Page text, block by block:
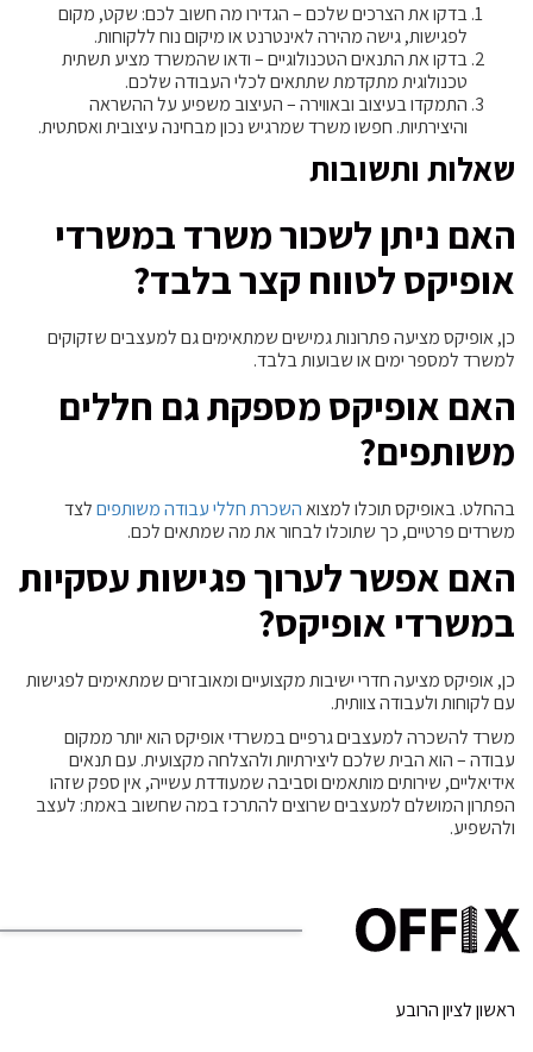
בדקו את הצרכים שלכם – הגדירו מה חשוב לכם: שקט, מקום
לפגישות, גישה מהירה לאינטרנט או מיקום נוח ללקוחות.
בדקו את התנאים הטכנולוגיים – ודאו שהמשרד מציע תשתית
טכנולוגית מתקדמת שתתאים לכלי העבודה שלכם.
התמקדו בעיצוב ובאווירה – העיצוב משפיע על ההשראה
והיצירתיות. חפשו משרד שמרגיש נכון מבחינה עיצובית ואסתטית.
שאלות ותשובות
האם ניתן לשכור משרד במשרדי
אופיקס לטווח קצר בלבד?
כן, אופיקס מציעה פתרונות גמישים שמתאימים גם למעצבים שזקוקים
למשרד למספר ימים או שבועות בלבד.
האם אופיקס מספקת גם חללים
משותפים?
בהחלט. באופיקס תוכלו למצואהשכרת חללי עבודה משותפיםלצד
משרדים פרטיים, כך שתוכלו לבחור את מה שמתאים לכם.
האם אפשר לערוך פגישות עסקיות
במשרדי אופיקס?
כן, אופיקס מציעה חדרי ישיבות מקצועיים ומאובזרים שמתאימים לפגישות
עם לקוחות ולעבודה צוותית.
משרד להשכרה למעצבים גרפיים במשרדי אופיקס הוא יותר ממקום
עבודה – הוא הבית שלכם ליצירתיות ולהצלחה מקצועית. עם תנאים
אידיאליים, שירותים מותאמים וסביבה שמעודדת עשייה, אין ספק שזהו
הפתרון המושלם למעצבים שרוצים להתרכז במה שחשוב באמת: לעצב
ולהשפיע.
ראשון לציון הרובע